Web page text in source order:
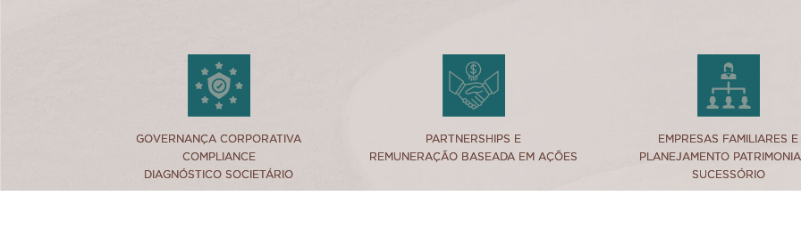
GOVERNANÇA CORPORATIVA
COMPLIANCE
DIAGNÓSTICO SOCIETÁRIO
GOVERNANÇA CORPORATIVA
COMPLIANCE
DIAGNÓSTICO SOCIETÁRIO
PARTNERSHIPS E
REMUNERAÇÃO BASEADA EM AÇÕES
PARTNERSHIPS E
REMUNERAÇÃO BASEADA EM AÇÕES
link
EMPRESAS FAMILIARES E
PLANEJAMENTO
SUCESSÓRIO
EMPRESAS FAMILIARES E
PLANEJAMENTO
SUCESSÓRIO